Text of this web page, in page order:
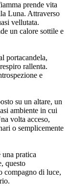
prende vita
Luna. Attraverso
vellutata.
un calore sottile e
portacandela,
rallenta.
e
su un altare, un
ambiente in cui
volta acceso,
o semplicemente
pratica
questo
compagno di luce,